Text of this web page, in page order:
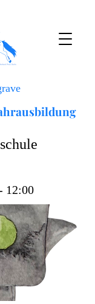
12:00